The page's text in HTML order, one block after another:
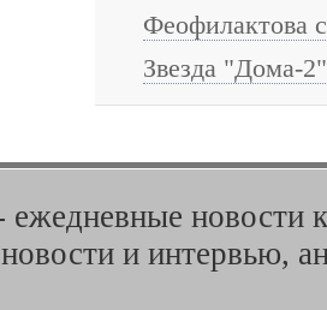
Феофилактова
Звезда "Дома-
новости
и интервью,